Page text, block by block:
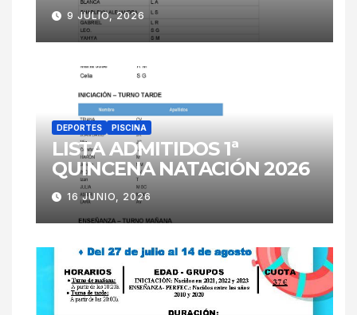
9 JULIO, 2026
DEPORTES PISCINA
LISTA ADMITIDOS 1ª
QUINCENA NATACIÓN 2026
16 JUNIO, 2026